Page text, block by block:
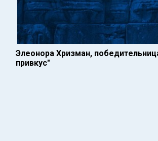
Элеонора Хризман,
привкус"